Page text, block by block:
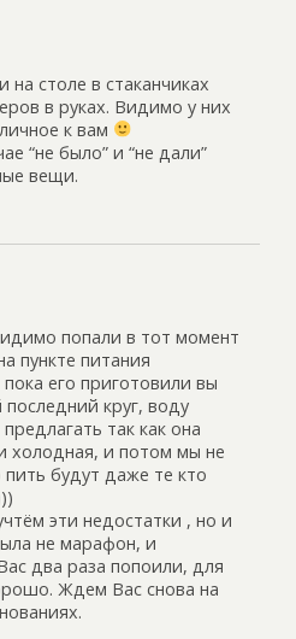
на столе в стаканчиках
в руках. Видимо у них
к вам
“не было” и “не дали”
вещи.
попали в тот момент
пункте питания
пока его приготовили вы
круг, воду
так как она
холодная, и потом мы не
будут даже те кто
эти недостатки , но и
не марафон, и
два раза попоили, для
Ждем Вас снова на